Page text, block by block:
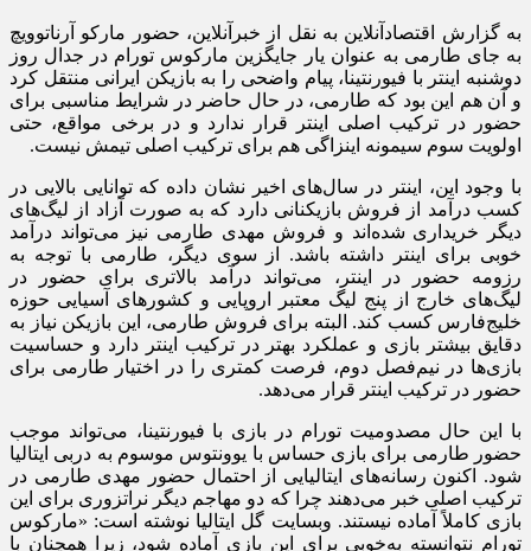
به گزارش اقتصادآنلاین به نقل از خبرآنلاین، حضور مارکو آرناتوویچ
به جای طارمی به عنوان یار جایگزین مارکوس تورام در جدال روز
دوشنبه اینتر با فیورنتینا، پیام واضحی را به بازیکن ایرانی منتقل کرد
و آن هم این بود که طارمی، در حال حاضر در شرایط مناسبی برای
حضور در ترکیب اصلی اینتر قرار ندارد و در برخی مواقع، حتی
اولویت سوم سیمونه اینزاگی هم برای ترکیب اصلی تیمش نیست.
با وجود این، اینتر در سال‌های اخیر نشان داده که توانایی بالایی در
کسب درآمد از فروش بازیکنانی دارد که به صورت آزاد از لیگ‌های
دیگر خریداری شده‌اند و فروش مهدی طارمی نیز می‌تواند درآمد
خوبی برای اینتر داشته باشد. از سوی دیگر، طارمی با توجه به
رزومه حضور در اینتر، می‌تواند درآمد بالاتری برای حضور در
لیگ‌های خارج از پنج لیگ معتبر اروپایی و کشور‌های آسیایی حوزه
خلیج‌فارس کسب کند. البته برای فروش طارمی، این بازیکن نیاز به
دقایق بیشتر بازی و عملکرد بهتر در ترکیب اینتر دارد و حساسیت
بازی‌ها در نیم‌فصل دوم، فرصت کمتری را در اختیار طارمی برای
حضور در ترکیب اینتر قرار می‌دهد.
با این حال مصدومیت تورام در بازی با فیورنتینا، می‌تواند موجب
حضور طارمی برای بازی حساس با یوونتوس موسوم به دربی ایتالیا
شود. اکنون رسانه‌های ایتالیایی از احتمال حضور مهدی طارمی در
ترکیب اصلی خبر می‌دهند چرا که دو مهاجم دیگر نراتزوری برای این
بازی کاملاً آماده نیستند. وبسایت گل ایتالیا نوشته است: «مارکوس
تورام نتوانسته به‌خوبی برای این بازی آماده شود، زیرا همچنان با